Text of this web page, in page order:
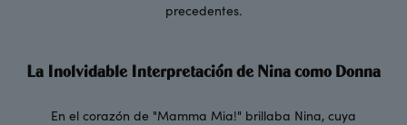
precedentes.
La Inolvidable Interpretación de Nina como Donna
En el corazón de "Mamma Mia!" brillaba Nina, cuya